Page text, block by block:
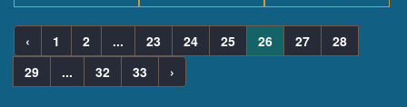
‹ 1 2 ... 23 24 25 26 27
28
29
... 32 33 ›